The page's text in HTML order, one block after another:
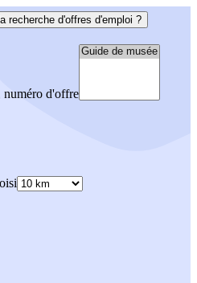
recherche d'offres d'emploi ?
numéro d'offre